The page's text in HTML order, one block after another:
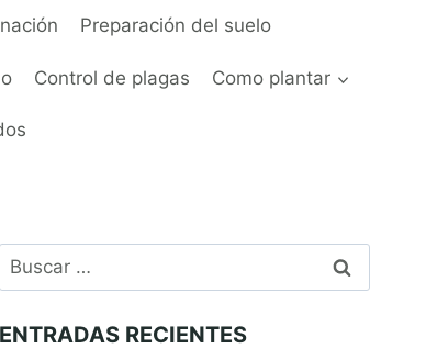
Preparación del suelo
Control de plagas Como plantar
Buscar:
ENTRADAS RECIENTES